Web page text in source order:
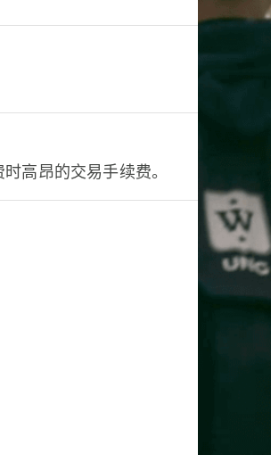
高昂的交易手续费。